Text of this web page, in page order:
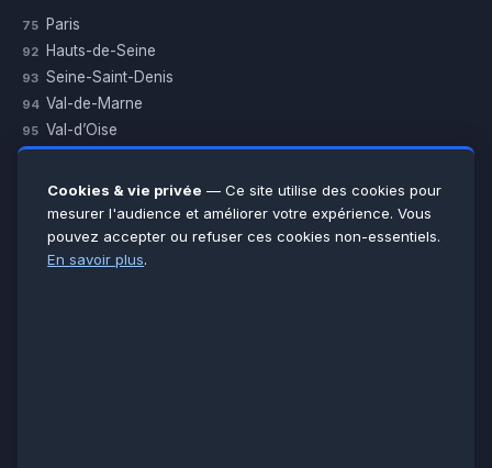
75 Paris
92 Hauts-de-Seine
93 Seine-Saint-Denis
94 Val-de-Marne
95 Val-d’Oise
Essonne
Seine-et-Marne
Voir toutes les villes →
Cookies & vie privée — Ce site utilise des cookies pour
mesurer l'audience et améliorer votre expérience. Vous
pouvez accepter ou refuser ces cookies non-essentiels.
En savoir plus.